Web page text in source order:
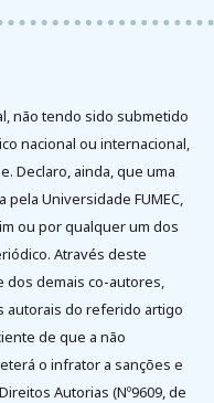
não tendo sido submetido
nacional ou internacional,
Declaro, ainda, que uma
pela Universidade FUMEC,
ou por qualquer um dos
Através deste
dos demais co-autores,
autorais do referido artigo
de que a não
o infrator a sanções e
Autorias (Nº9609, de